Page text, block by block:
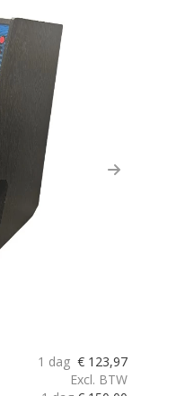
Next
1 dag € 123,97
Excl. BTW